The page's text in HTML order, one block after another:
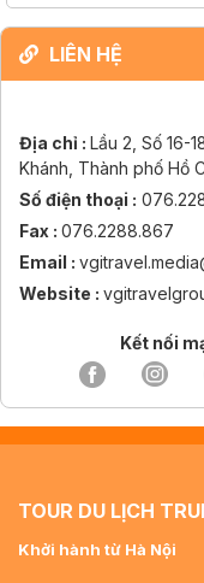
LIÊN HỆ
Địa chỉ : Lầu 2, Số 16-
Khánh, Thành phố Hồ
Số điện thoại :
Fax : 076.2288.867
Email :
Website :
Kết nối
TOUR DU LỊCH
Khởi hành từ Hà Nội